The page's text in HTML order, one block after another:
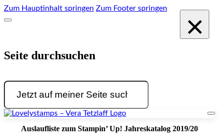
Zum Hauptinhalt springen Zum Footer springen
Seite durchsuchen
Suchen
×
Auslaufliste zum Stampin’ Up! Jahreskatalog 2019/20